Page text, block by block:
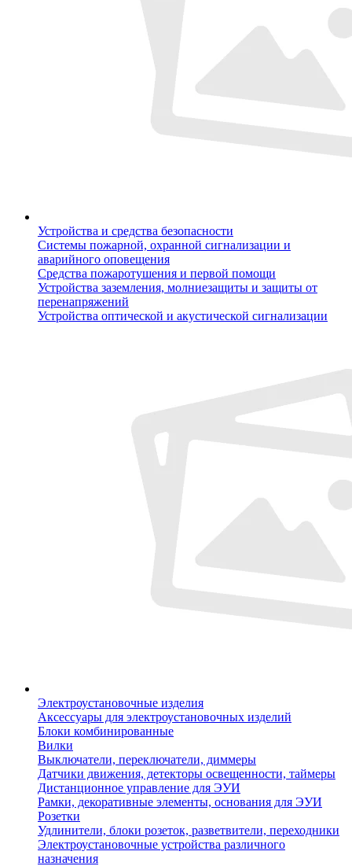
Устройства и средства безопасности
Системы пожарной, охранной сигнализации и
аварийного оповещения
Средства пожаротушения и первой помощи
Устройства заземления, молниезащиты и защиты от
перенапряжений
Устройства оптической и акустической сигнализации
Электроустановочные изделия
Аксессуары для электроустановочных изделий
Блоки комбинированные
Вилки
Выключатели, переключатели, диммеры
Датчики движения, детекторы освещенности, таймеры
Дистанционное управление для ЭУИ
Рамки, декоративные элементы, основания для ЭУИ
Розетки
Удлинители, блоки розеток, разветвители, переходники
Электроустановочные устройства различного
назначения